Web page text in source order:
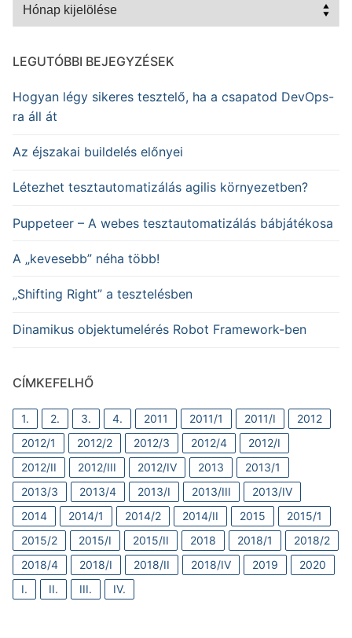
LEGUTÓBBI BEJEGYZÉSEK
Hogyan légy sikeres tesztelő, ha a csapatod DevOps-
ra áll át
Az éjszakai buildelés előnyei
Létezhet tesztautomatizálás agilis környezetben?
Puppeteer – A webes tesztautomatizálás bábjátékosa
A „kevesebb” néha több!
„Shifting Right” a tesztelésben
Dinamikus objektumelérés Robot Framework-ben
CÍMKEFELHŐ
1. 2. 3. 4. 2011 2011/1 2011/I
2012
2012/1
2012/2 2012/3 2012/4
2012/I
2012/II
2012/III 2012/IV 2013
2013/1
2013/3
2013/4 2013/I 2013/III
2013/IV
2014
2014/1 2014/2 2014/II 2015
2015/1
2015/2
2015/I 2015/II 2018 2018/1
2018/2
2018/4
2018/I 2018/II 2018/IV 2019
2020
I.
II. III. IV.